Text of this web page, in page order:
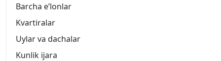
Barcha eʼlonlar
Kvartiralar
Uylar va dachalar
Kunlik ijara